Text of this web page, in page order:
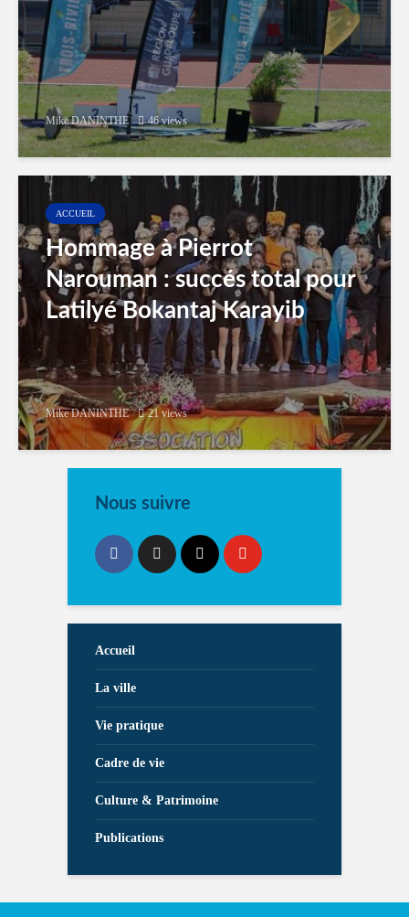
Mike DANINTHE 46 views
ACCUEIL
Hommage à Pierrot
Narouman : succés total pour
Latilyé Bokantaj Karayib
Mike DANINTHE 21 views
Nous suivre
Accueil
La ville
Vie pratique
Cadre de vie
Culture & Patrimoine
Publications